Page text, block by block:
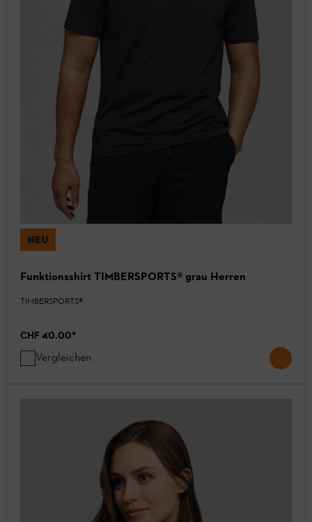
NEU
Funktionsshirt TIMBERSPORTS® grau Herren
TIMBERSPORTS®
CHF 40.00*
Vergleichen